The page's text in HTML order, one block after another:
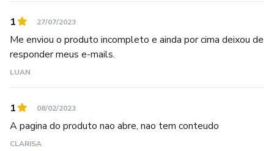
1 27/07/2023
Me enviou o produto incompleto e ainda por cima deixou de
responder meus e-mails.
LUAN
1 08/02/2023
A pagina do produto nao abre, nao tem conteudo
CLARISA